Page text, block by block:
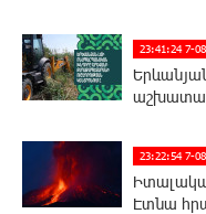
23:41:24 7-
23:22:54 7-
Էտնա